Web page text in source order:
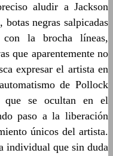
aludir a Jackson
negras salpicadas
la brocha líneas,
que aparentemente no
expresar el artista en
de Pollock
que se ocultan en el
paso a la liberación
únicos del artista.
individual que sin duda